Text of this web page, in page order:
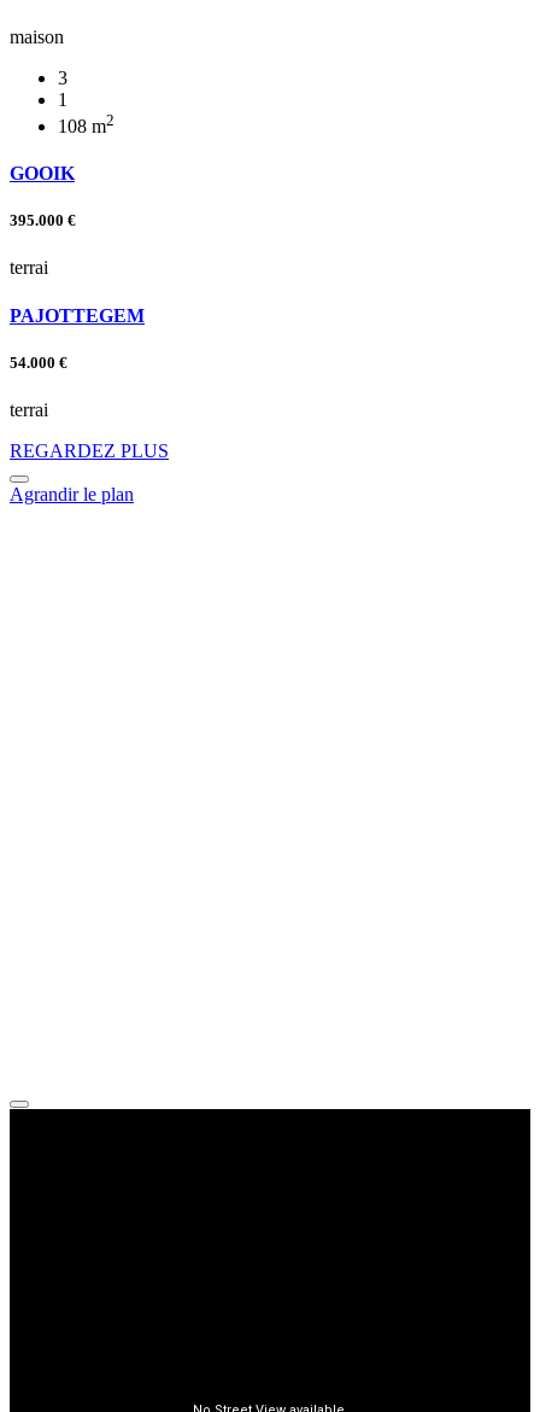
maison
3
1
108 m2
GOOIK
395.000 €
terrai
PAJOTTEGEM
54.000 €
terrai
REGARDEZ PLUS
Agrandir le plan